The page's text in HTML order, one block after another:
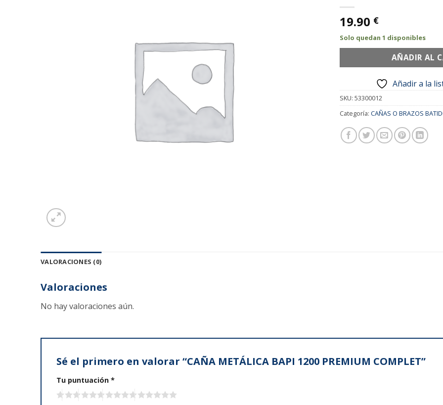
19.90 €
Solo quedan 1 disponibles
AÑADIR AL
Añadir a la
SKU: 53300012
Categoría: CAÑAS O BRAZOS
VALORACIONES (0)
Valoraciones
No hay valoraciones aún.
Sé el primero en valorar “CAÑA METÁLICA BAPI 1200 PREMIUM COMPLET”
Tu puntuación *